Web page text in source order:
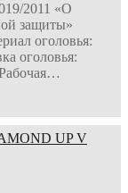
2011 «О
защиты»
оголовья:
оголовья: